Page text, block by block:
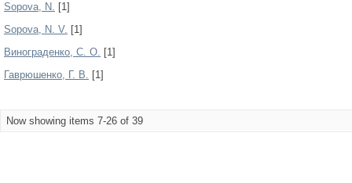
Sopova, N. [1]
Sopova, N. V. [1]
Винограденко, С. О. [1]
Гаврюшенко, Г. В. [1]
Now showing items 7-26 of 39